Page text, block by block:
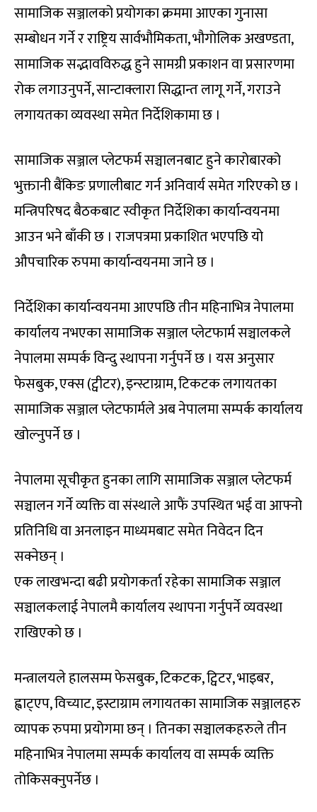
सामाजिक सञ्जालको प्रयोगका क्रममा आएका गुनासा
सम्बोधन गर्ने र राष्ट्रिय सार्वभौमिकता, भौगोलिक अखण्डता,
सामाजिक सद्भावविरुद्ध हुने सामग्री प्रकाशन वा प्रसारणमा
रोक लगाउनुपर्ने, सान्टाक्लारा सिद्धान्त लागू गर्ने, गराउने
लगायतका व्यवस्था समेत निर्देशिकामा छ ।
सामाजिक सञ्जाल प्लेटफर्म सञ्चालनबाट हुने कारोबारको
भुक्तानी बैंकिङ प्रणालीबाट गर्न अनिवार्य समेत गरिएको छ ।
मन्त्रिपरिषद बैठकबाट स्वीकृत निर्देशिका कार्यान्वयनमा
आउन भने बाँकी छ । राजपत्रमा प्रकाशित भएपछि यो
औपचारिक रुपमा कार्यान्वयनमा जाने छ ।
निर्देशिका कार्यान्वयनमा आएपछि तीन महिनाभित्र नेपालमा
कार्यालय नभएका सामाजिक सञ्जाल प्लेटफार्म सञ्चालकले
नेपालमा सम्पर्क विन्दु स्थापना गर्नुपर्ने छ । यस अनुसार
फेसबुक, एक्स (ट्वीटर), इन्स्टाग्राम, टिकटक लगायतका
सामाजिक सञ्जाल प्लेटफार्मले अब नेपालमा सम्पर्क कार्यालय
खोल्नुपर्ने छ ।
नेपालमा सूचीकृत हुनका लागि सामाजिक सञ्जाल प्लेटफर्म
सञ्चालन गर्ने व्यक्ति वा संस्थाले आफैं उपस्थित भई वा आफ्नो
प्रतिनिधि वा अनलाइन माध्यमबाट समेत निवेदन दिन
सक्नेछन् ।
एक लाखभन्दा बढी प्रयोगकर्ता रहेका सामाजिक सञ्जाल
सञ्चालकलाई नेपालमै कार्यालय स्थापना गर्नुपर्ने व्यवस्था
राखिएको छ ।
मन्त्रालयले हालसम्म फेसबुक, टिकटक, ट्विटर, भाइबर,
ह्वाट्एप, विच्याट, इस्टाग्राम लगायतका सामाजिक सञ्जालहरु
व्यापक रुपमा प्रयोगमा छन् । तिनका सञ्चालकहरुले तीन
महिनाभित्र नेपालमा सम्पर्क कार्यालय वा सम्पर्क व्यक्ति
तोकिसक्नुपर्नेछ ।